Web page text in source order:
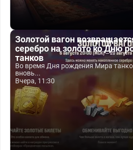
Золотой вагон
серебро на золото ко Дню
танков
Во время Дня рождения Мира
вновь...
Вчера, 11:30